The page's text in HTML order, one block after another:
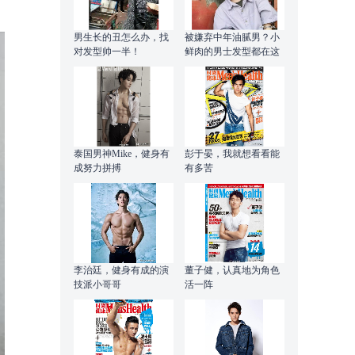
男生长的丑怎么办，找
对发型帅一半！
被嫌弃中年油腻男？小
鲜肉的男士发型都在这
泰国男神Mike，健身有
成努力拼搏
彭于晏，我就想看看能
有多苦
李治廷，健身有成的演
技派小哥哥
董子健，认真地为角色
活一阵